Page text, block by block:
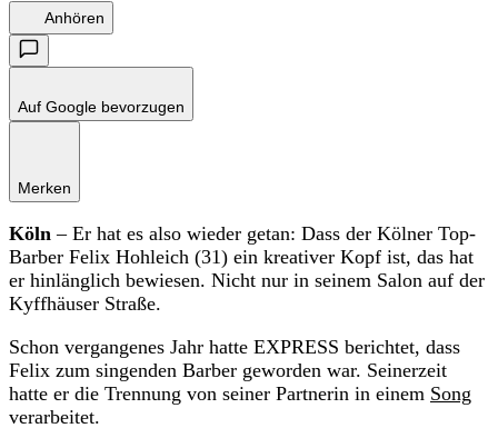
Anhören
Auf Google bevorzugen
Merken
Köln – Er hat es also wieder getan: Dass der Kölner Top-
Barber Felix Hohleich (31) ein kreativer Kopf ist, das hat
er hinlänglich bewiesen. Nicht nur in seinem Salon auf der
Kyffhäuser Straße.
Schon vergangenes Jahr hatte EXPRESS berichtet, dass
Felix zum singenden Barber geworden war. Seinerzeit
hatte er die Trennung von seiner Partnerin in einem Song
verarbeitet.